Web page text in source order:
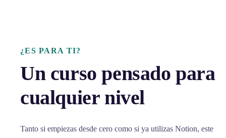
¿ES PARA TI?
Un curso pensado para
cualquier nivel
Tanto si empiezas desde cero como si ya utilizas Notion, este